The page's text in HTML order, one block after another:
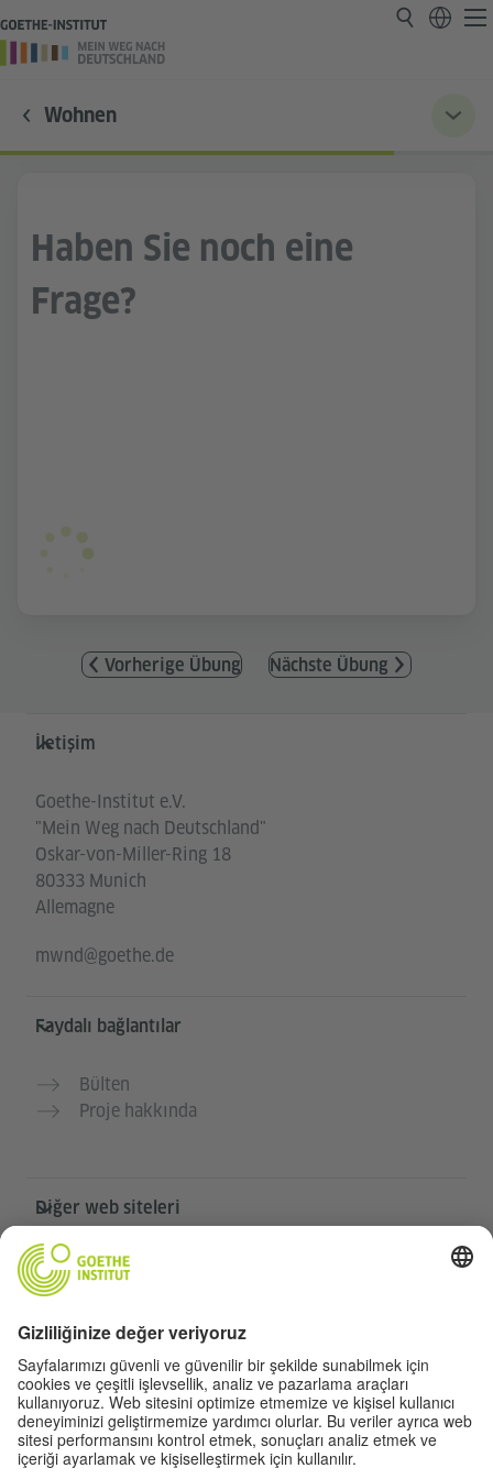
Wohnen
Haben Sie noch eine
Frage?
Vorherige Übung Nächste Übung
Service- und Informationsbereich
İletişim
Goethe-Institut e.V.
"Mein Weg nach Deutschland"
Oskar-von-Miller-Ring 18
80333 Munich
Allemagne
mwnd@goethe.de
Faydalı bağlantılar
Bülten
Proje hakkında
Diğer web siteleri
Community „Deutsch für dich“
Öğretmen portalı “Deutschstunde”
Gizlilik ve erişilebilirlik